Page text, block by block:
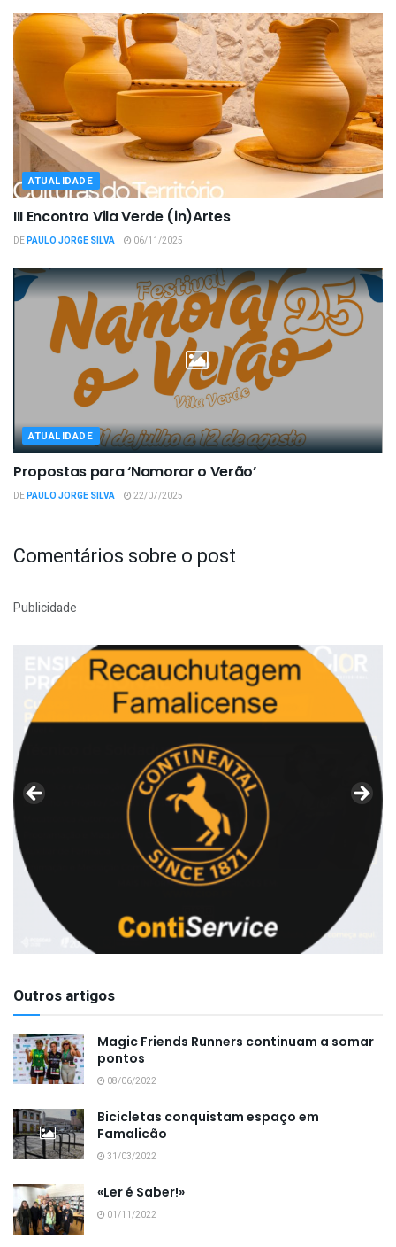
ATUALIDADE
III Encontro Vila Verde (in)Artes
DEPAULO JORGE SILVA 06/11/2025
ATUALIDADE
Propostas para ‘Namorar o Verão’
DEPAULO JORGE SILVA 22/07/2025
Comentários sobre o post
Publicidade
Outros artigos
Magic Friends Runners continuam a somar
pontos
08/06/2022
Bicicletas conquistam espaço em
Famalicão
31/03/2022
«Ler é Saber!»
01/11/2022